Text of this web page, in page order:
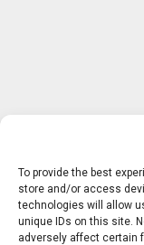
To provide the best
store and/or access
technologies will allow
unique IDs on this site.
adversely affect certain